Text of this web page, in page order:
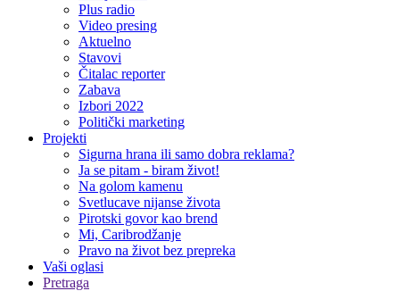
Plus radio
Video presing
Aktuelno
Stavovi
Čitalac reporter
Zabava
Izbori 2022
Politički marketing
Projekti
Sigurna hrana ili samo dobra reklama?
Ja se pitam - biram život!
Na golom kamenu
Svetlucave nijanse života
Pirotski govor kao brend
Mi, Caribrodžanje
Pravo na život bez prepreka
Vaši oglasi
Pretraga